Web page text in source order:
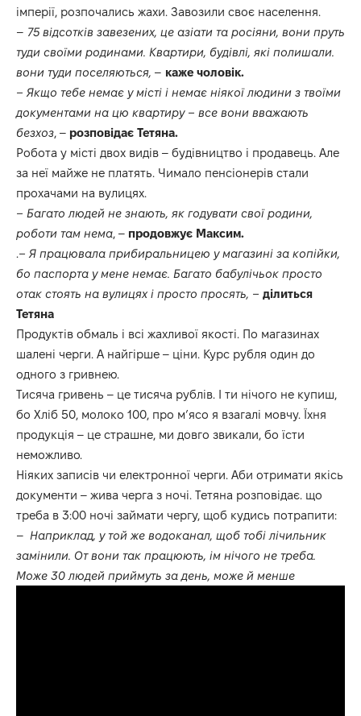
імперії, розпочались жахи. Завозили своє населення.
– 75 відсотків завезених, це азіати та росіяни, вони пруть
туди своїми родинами. Квартири, будівлі, які полишали.
вони туди поселяються, – каже чоловік.
– Якщо тебе немає у місті і немає ніякої людини з твоїми
документами на цю квартиру – все вони вважають
безхоз, – розповідає Тетяна.
Робота у місті двох видів – будівництво і продавець. Але
за неї майже не платять. Чимало пенсіонерів стали
прохачами на вулицях.
– Багато людей не знають, як годувати свої родини,
роботи там нема, – продовжує Максим.
.– Я працювала прибиральницею у магазині за копійки,
бо паспорта у мене немає. Багато бабулічьок просто
отак стоять на вулицях і просто просять, – ділиться
Тетяна
Продуктів обмаль і всі жахливої якості. По магазинах
шалені черги. А найгірше – ціни. Курс рубля один до
одного з гривнею.
Тисяча гривень – це тисяча рублів. І ти нічого не купиш,
бо Хліб 50, молоко 100, про м’ясо я взагалі мовчу. Їхня
продукція – це страшне, ми довго звикали, бо їсти
неможливо.
Ніяких записів чи електронної черги. Аби отримати якісь
документи – жива черга з ночі. Тетяна розповідає. що
треба в 3:00 ночі займати чергу, щоб кудись потрапити:
– Наприклад, у той же водоканал, щоб тобі лічильник
замінили. От вони так працюють, ім нічого не треба.
Може 30 людей приймуть за день, може й менше